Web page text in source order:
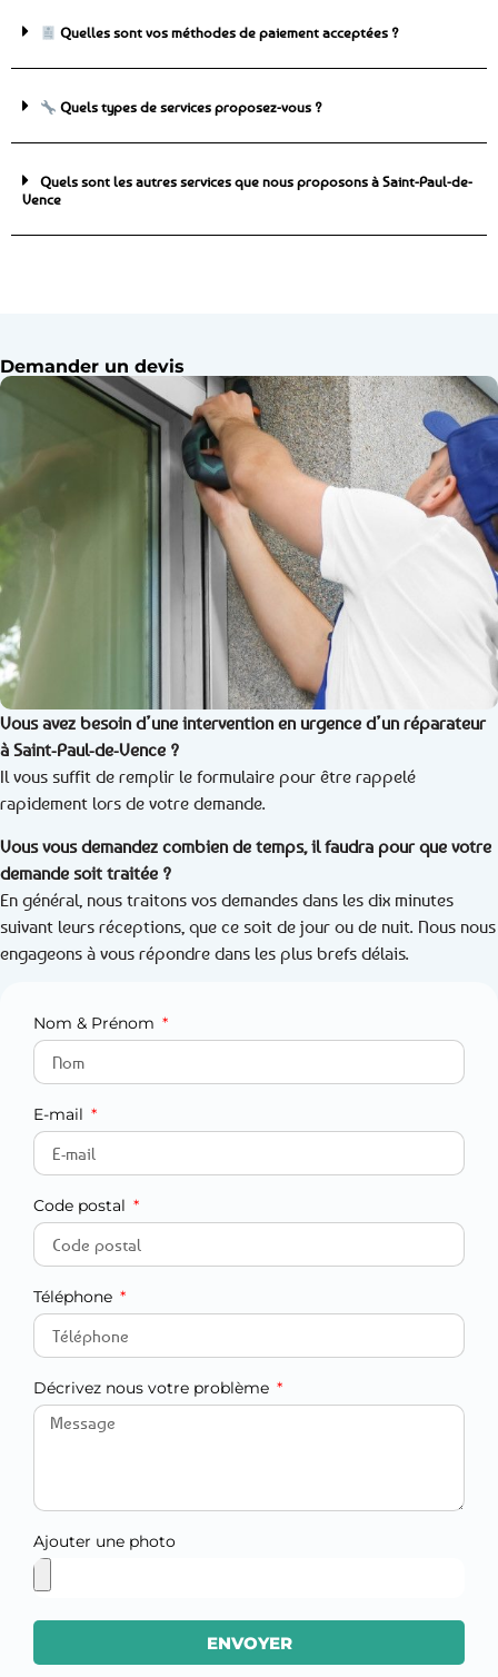
Quelles sont vos méthodes de paiement acceptées ?
Quels types de services proposez-vous ?
Quels sont les autres services que nous proposons à Saint-Paul-de-
Vence
Demander un devis
Vous avez besoin d’une intervention en urgence d’un réparateur
à Saint-Paul-de-Vence ?
Il vous suffit de remplir le formulaire pour être rappelé
rapidement lors de votre demande.
Vous vous demandez combien de temps, il faudra pour que votre
demande soit traitée ?
En général, nous traitons vos demandes dans les dix minutes
suivant leurs réceptions, que ce soit de jour ou de nuit. Nous nous
engageons à vous répondre dans les plus brefs délais.
Nom & Prénom
E-mail
Code postal
Téléphone
Décrivez nous votre problème
Ajouter une photo
ENVOYER